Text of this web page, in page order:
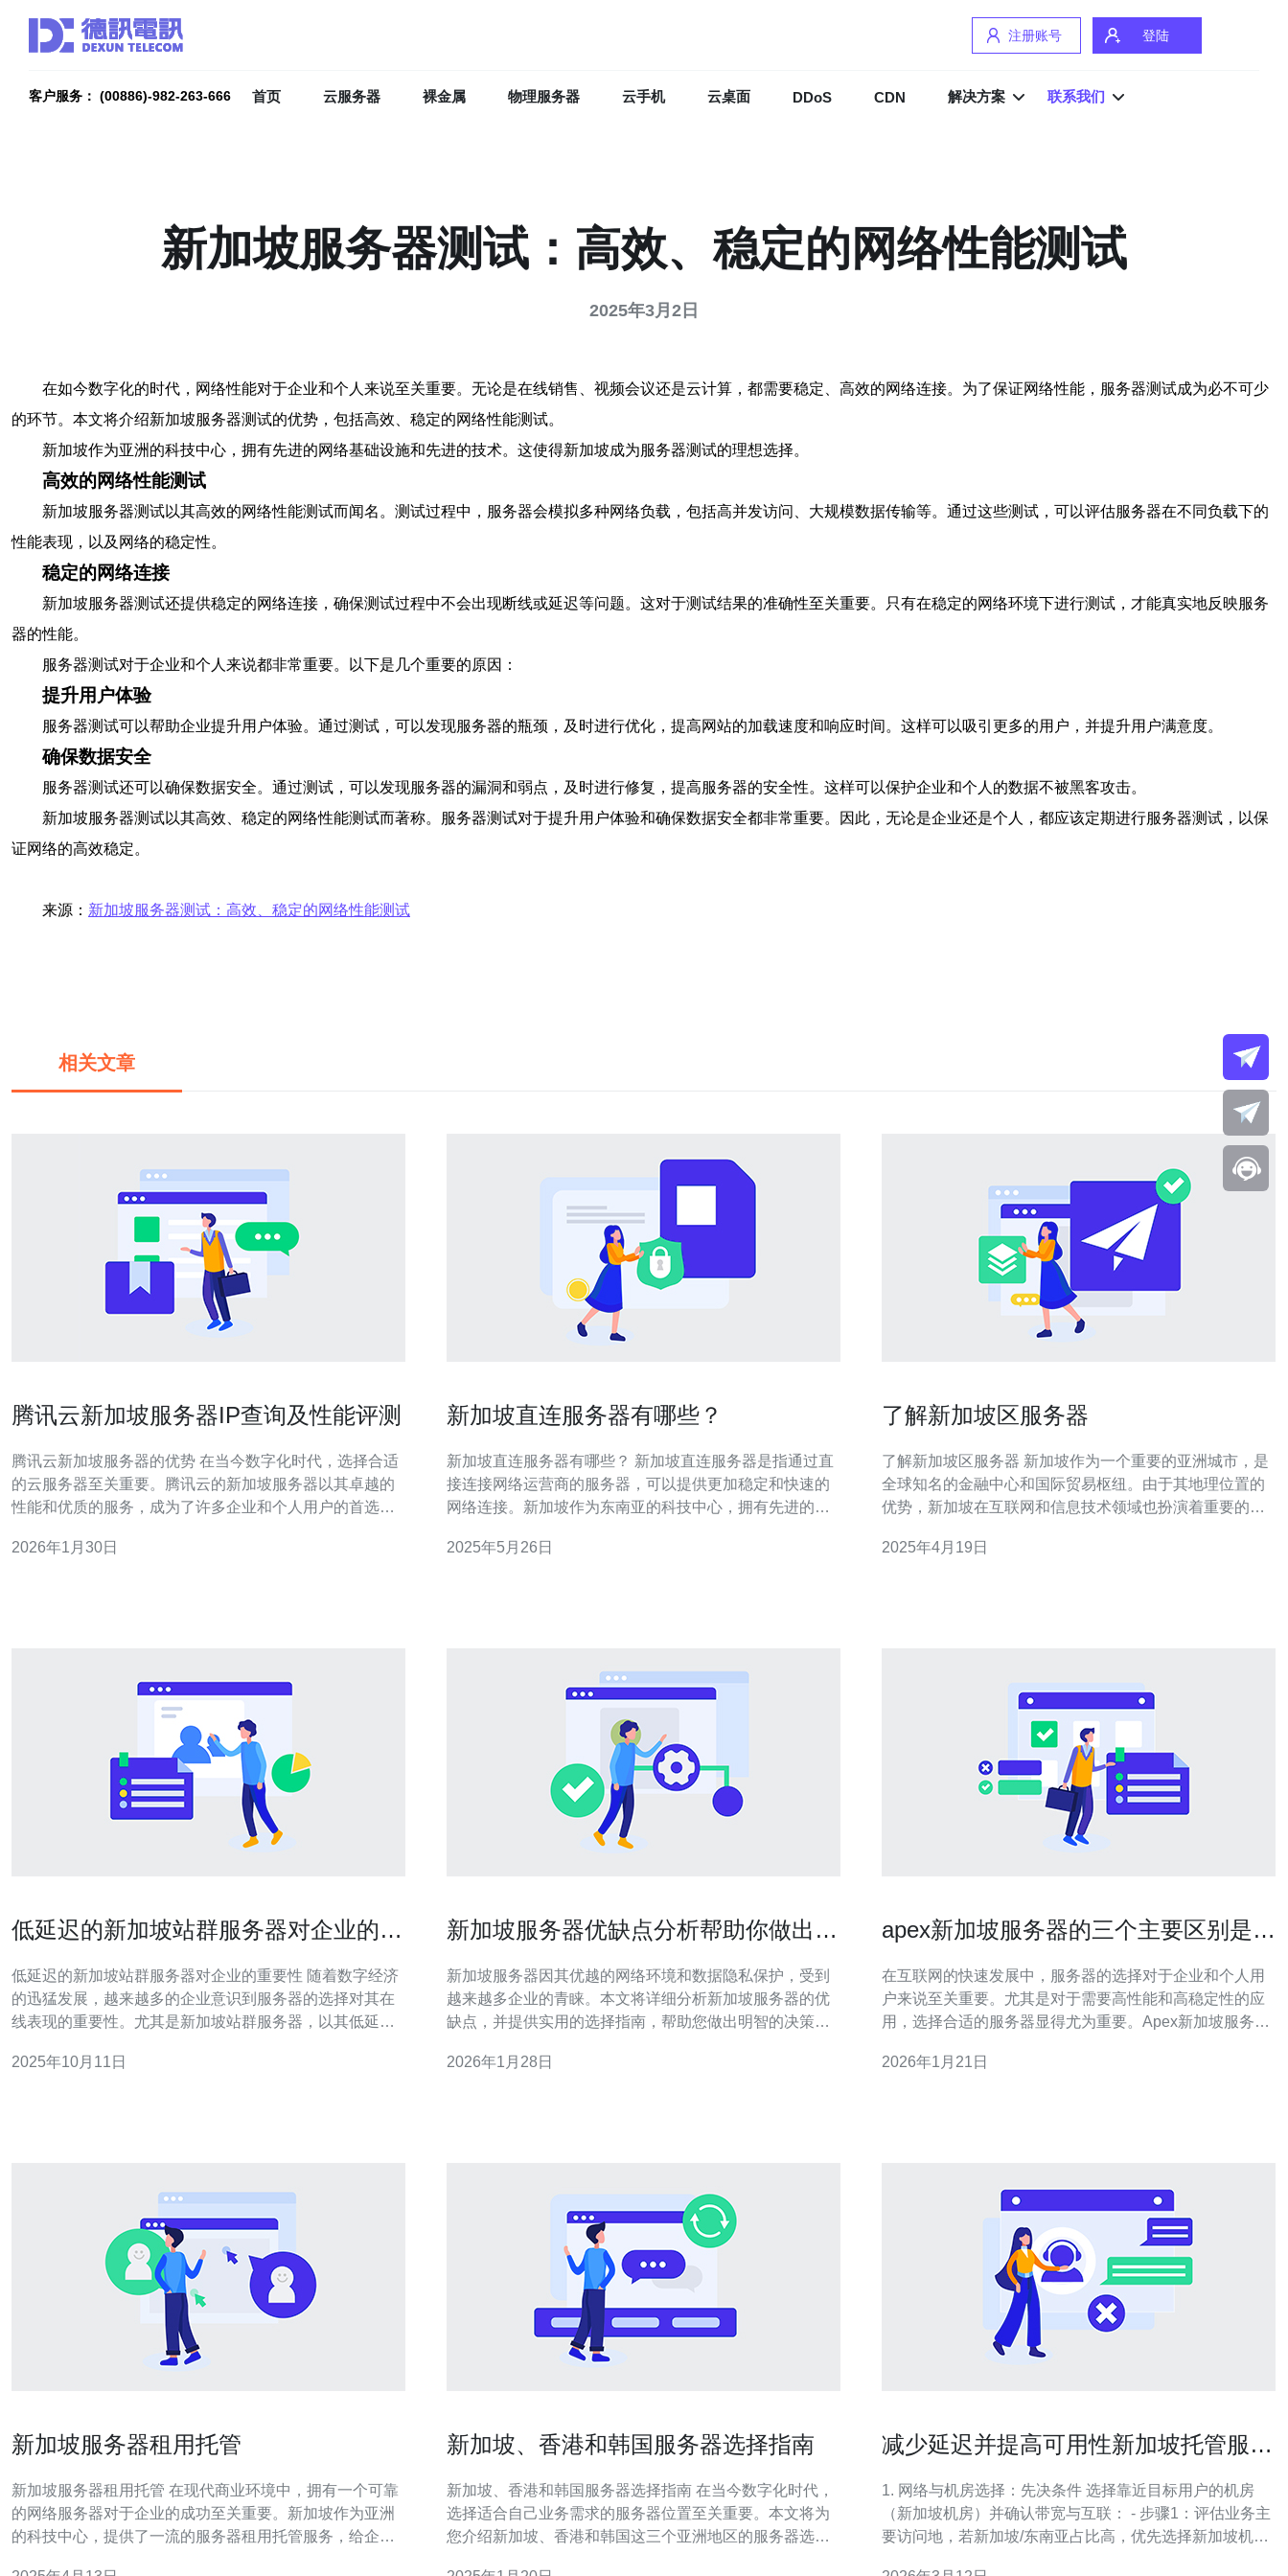
注册账号 登陆
客户服务： (00886)-982-263-666 首页 云服务器 裸金属 物理服务器 云手机 云桌面 DDoS CDN 解决方案 联系我们
新加坡服务器测试：高效、稳定的网络性能测试
2025年3月2日
在如今数字化的时代，网络性能对于企业和个人来说至关重要。无论是在线销售、视频会议还是云计算，都需要稳定、高效的网络连接。为了保证网络性能，服务器测试成为必不可少
的环节。本文将介绍新加坡服务器测试的优势，包括高效、稳定的网络性能测试。
新加坡作为亚洲的科技中心，拥有先进的网络基础设施和先进的技术。这使得新加坡成为服务器测试的理想选择。
高效的网络性能测试
新加坡服务器测试以其高效的网络性能测试而闻名。测试过程中，服务器会模拟多种网络负载，包括高并发访问、大规模数据传输等。通过这些测试，可以评估服务器在不同负载下的
性能表现，以及网络的稳定性。
稳定的网络连接
新加坡服务器测试还提供稳定的网络连接，确保测试过程中不会出现断线或延迟等问题。这对于测试结果的准确性至关重要。只有在稳定的网络环境下进行测试，才能真实地反映服务
器的性能。
服务器测试对于企业和个人来说都非常重要。以下是几个重要的原因：
提升用户体验
服务器测试可以帮助企业提升用户体验。通过测试，可以发现服务器的瓶颈，及时进行优化，提高网站的加载速度和响应时间。这样可以吸引更多的用户，并提升用户满意度。
确保数据安全
服务器测试还可以确保数据安全。通过测试，可以发现服务器的漏洞和弱点，及时进行修复，提高服务器的安全性。这样可以保护企业和个人的数据不被黑客攻击。
新加坡服务器测试以其高效、稳定的网络性能测试而著称。服务器测试对于提升用户体验和确保数据安全都非常重要。因此，无论是企业还是个人，都应该定期进行服务器测试，以保
证网络的高效稳定。
来源： 新加坡服务器测试：高效、稳定的网络性能测试
相关文章
腾讯云新加坡服务器IP查询及性能评测
腾讯云新加坡服务器的优势 在当今数字化时代，选择合适
的云服务器至关重要。腾讯云的新加坡服务器以其卓越的
性能和优质的服务，成为了许多企业和个人用户的首选。
测，帮助您做出明智的选择。 以下是腾讯云新加坡服务器
2026年1月30日
新加坡直连服务器有哪些？
新加坡直连服务器有哪些？ 新加坡直连服务器是指通过直
接连接网络运营商的服务器，可以提供更加稳定和快速的
网络连接。新加坡作为东南亚的科技中心，拥有先进的互
自己的服务器。 与传统的虚拟服务器相比，新加坡直连服
2025年5月26日
了解新加坡区服务器
了解新加坡区服务器 新加坡作为一个重要的亚洲城市，是
全球知名的金融中心和国际贸易枢纽。由于其地理位置的
优势，新加坡在互联网和信息技术领域也扮演着重要的角
力。 1.地理位置优越：新加坡位于东南亚地区的中心位
2025年4月19日
低延迟的新加坡站群服务器对企业的重
低延迟的新加坡站群服务器对企业的重要性 随着数字经济
的迅猛发展，越来越多的企业意识到服务器的选择对其在
线表现的重要性。尤其是新加坡站群服务器，以其低延迟
的新加坡站群服务器对企业的三大重要性。 1. 提升网站访
2025年10月11日
新加坡服务器优缺点分析帮助你做出明
新加坡服务器因其优越的网络环境和数据隐私保护，受到
越来越多企业的青睐。本文将详细分析新加坡服务器的优
缺点，并提供实用的选择指南，帮助您做出明智的决策。
点，以下将逐一列举。 1.1. 地理位置优越 新加坡位于东南
2026年1月28日
apex新加坡服务器的三个主要区别是什
在互联网的快速发展中，服务器的选择对于企业和个人用
户来说至关重要。尤其是对于需要高性能和高稳定性的应
用，选择合适的服务器显得尤为重要。Apex新加坡服务器
么，Apex新加坡服务器究竟有哪些主要区别呢？本文将为
2026年1月21日
新加坡服务器租用托管
新加坡服务器租用托管 在现代商业环境中，拥有一个可靠
的网络服务器对于企业的成功至关重要。新加坡作为亚洲
的科技中心，提供了一流的服务器租用托管服务，给企业
新加坡、香港和韩国服务器选择指南
新加坡、香港和韩国服务器选择指南 在当今数字化时代，
选择适合自己业务需求的服务器位置至关重要。本文将为
您介绍新加坡、香港和韩国这三个亚洲地区的服务器选择
减少延迟并提高可用性新加坡托管服务
1. 网络与机房选择：先决条件 选择靠近目标用户的机房
（新加坡机房）并确认带宽与互联： - 步骤1：评估业务主
要访问地，若新加坡/东南亚占比高，优先选择新加坡机房